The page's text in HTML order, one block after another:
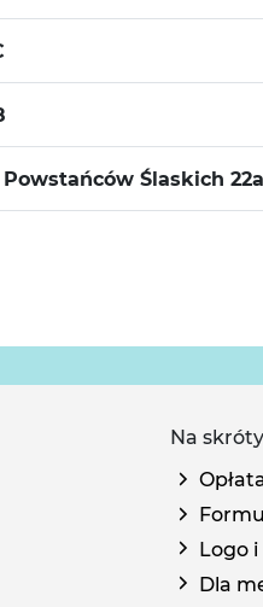
Powstańców Ślaskich 22a
Na
Logo
Dla